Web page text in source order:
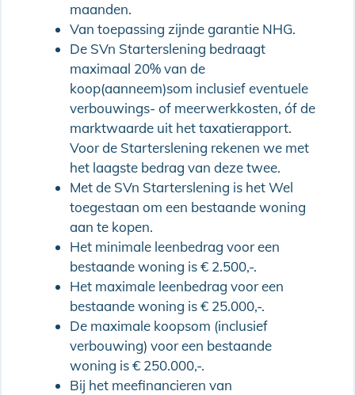
maanden.
Van toepassing zijnde garantie NHG.
De SVn Starterslening bedraagt
maximaal 20% van de
koop(aanneem)som inclusief eventuele
verbouwings- of meerwerkkosten, óf de
marktwaarde uit het taxatierapport.
Voor de Starterslening rekenen we met
het laagste bedrag van deze twee.
Met de SVn Starterslening is het Wel
toegestaan om een bestaande woning
aan te kopen.
Het minimale leenbedrag voor een
bestaande woning is € 2.500,-.
Het maximale leenbedrag voor een
bestaande woning is € 25.000,-.
De maximale koopsom (inclusief
verbouwing) voor een bestaande
woning is € 250.000,-.
Bij het meefinancieren van